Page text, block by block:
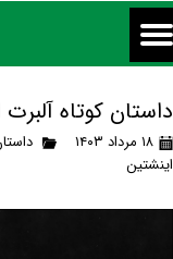
داستان کوتاه
۱۸ مرداد ۱۴۰۳
اینشتین